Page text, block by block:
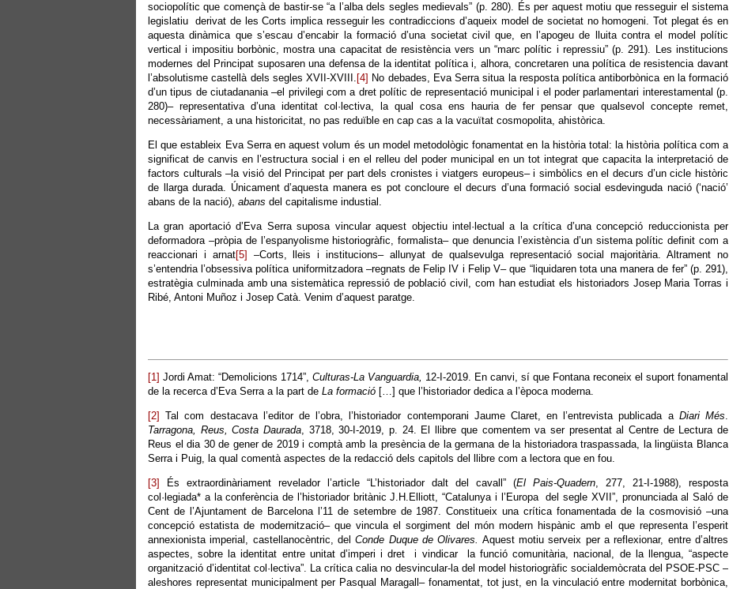
sociopolític que començà de bastir-se “a l’alba dels segles medievals” (p. 280). És per aquest motiu que resseguir el sistema
legislatiu derivat de les Corts implica resseguir les contradiccions d’aqueix model de societat no homogeni. Tot plegat és en
aquesta dinàmica que s’escau d’encabir la formació d’una societat civil que, en l’apogeu de lluita contra el model polític
vertical i impositiu borbònic, mostra una capacitat de resistència vers un “marc polític i repressiu” (p. 291). Les institucions
modernes del Principat suposaren una defensa de la identitat política i, alhora, concretaren una política de resistencia davant
l’absolutisme castellà dels segles XVII-XVIII. [4] No debades, Eva Serra situa la resposta política antiborbònica en la formació
d’un tipus de ciutadanania –el privilegi com a dret polític de representació municipal i el poder parlamentari interestamental (p.
280)– representativa d’una identitat col·lectiva, la qual cosa ens hauria de fer pensar que qualsevol concepte remet,
necessàriament, a una historicitat, no pas reduïble en cap cas a la vacuïtat cosmopolita, ahistòrica.
El que estableix Eva Serra en aquest volum és un model metodològic fonamentat en la història total: la història política com a
significat de canvis en l’estructura social i en el relleu del poder municipal en un tot integrat que capacita la interpretació de
factors culturals –la visió del Principat per part dels cronistes i viatgers europeus– i simbòlics en el decurs d’un cicle històric
de llarga durada. Únicament d’aquesta manera es pot concloure el decurs d’una formació social esdevinguda nació (‘nació’
abans de la nació), abans del capitalisme industial.
La gran aportació d’Eva Serra suposa vincular aquest objectiu intel·lectual a la crítica d’una concepció reduccionista per
deformadora –pròpia de l’espanyolisme historiogràfic, formalista– que denuncia l’existència d’un sistema polític definit com a
reaccionari i arnat[5]
–Corts, lleis i institucions– allunyat de qualsevulga representació social majoritària. Altrament no
s’entendria l’obsessiva política uniformitzadora –regnats de Felip IV i Felip V– que “liquidaren tota una manera de fer” (p. 291),
estratègia culminada amb una sistemàtica repressió de població civil, com han estudiat els historiadors Josep Maria Torras i
Ribé, Antoni Muñoz i Josep Catà. Venim d’aquest paratge.
[1] Jordi Amat: “Demolicions 1714”, Culturas-La Vanguardia, 12-I-2019. En canvi, sí que Fontana reconeix el suport fonamental
de la recerca d’Eva Serra a la part de La formació […] que l’historiador dedica a l’època moderna.
[2] Tal com destacava l’editor de l’obra, l’historiador contemporani Jaume Claret, en l’entrevista publicada a Diari Més
Tarragona, Reus, Costa Daurada , 3718, 30-I-2019, p. 24. El llibre que comentem va ser presentat al Centre de Lectura de
Reus el dia 30 de gener de 2019 i comptà amb la presència de la germana de la historiadora traspassada, la lingüista Blanca
Serra i Puig, la qual comentà aspectes de la redacció dels capitols del llibre com a lectora que en fou.
[3] És extraordinàriament revelador l’article “L’historiador dalt del cavall” (El Pais-Quadern , 277, 21-I-1988), resposta
col·legiada* a la conferència de l’historiador britànic J.H.Elliott, “Catalunya i l’Europa del segle XVII”, pronunciada al Saló de
Cent de l’Ajuntament de Barcelona l’11 de setembre de 1987. Constitueix una crítica fonamentada de la cosmovisió –una
concepció estatista de modernització– que vincula el sorgiment del món modern hispànic amb el que representa l’esperit
annexionista imperial, castellanocèntric, delConde Duque de Olivares.
Aquest motiu serveix per a reflexionar, entre d’altres
aspectes, sobre la identitat entre unitat d’imperi i dret i vindicar la funció comunitària, nacional, de la llengua, “aspecte
organització d’identitat col·lectiva”. La crítica calia no desvincular-la del model historiogràfic socialdemòcrata del PSOE-PSC –
aleshores representat municipalment per Pasqual Maragall– fonamentat, tot just, en la vinculació entre modernitat borbònica,